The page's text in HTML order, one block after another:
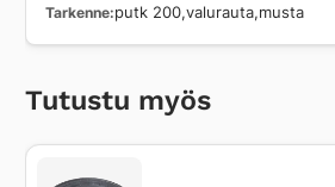
Tarkenne putk 200,valurauta,musta
Tutustu myös